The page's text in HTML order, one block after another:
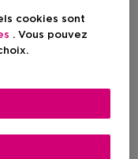
cookies sont
. Vous pouvez